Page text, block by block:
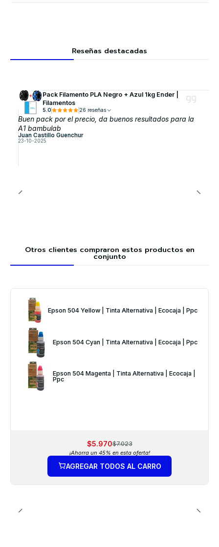
Reseñas destacadas
Pack Filamento PLA Negro + Azul 1kg Ender |
Filamentos
5.0 26 reseñas
Buen pack por el precio, da buenos resultados para la
A1 bambulab
Juan Castillo Guenchur
23-10-2025
Otros clientes compraron estos productos en
conjunto
Epson 504 Yellow | Tinta Alternativa | Ecocaja | Ppc
Epson 504 Cyan | Tinta Alternativa | Ecocaja | Ppc
Epson 504 Magenta | Tinta Alternativa | Ecocaja |
Ppc
$5.970$7.023
¡Ahorra un 45% en esta oferta!
AGREGAR TODOS AL CARRO